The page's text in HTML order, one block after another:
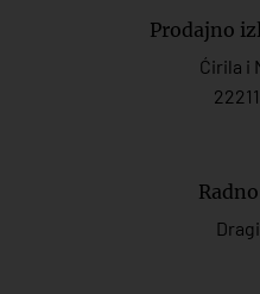
Prodajno
Ćirila i